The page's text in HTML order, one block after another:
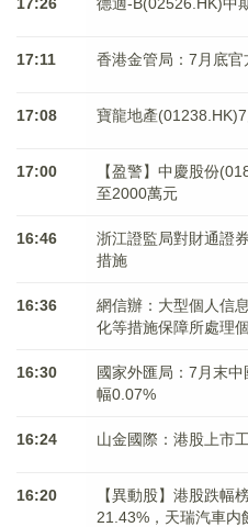
17:11 香港金管局：7月底
17:08 寶龍地產
17:00
【盈警】中慶股份
至2000萬元
16:46
浙江證監局對財通證
措施
16:36
網信辦：大型個人信
化等措施保障所處理
16:30
國家外匯局：7月末
幅0.07%
16:24 山金國際：港股上市
16:20
【異動股】港股跌幅
21.43%，天瑞汽車